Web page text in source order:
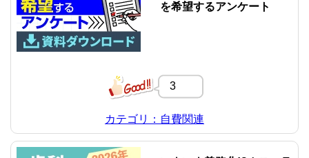
を希望するアンケート
3
カテゴリ：自費関連